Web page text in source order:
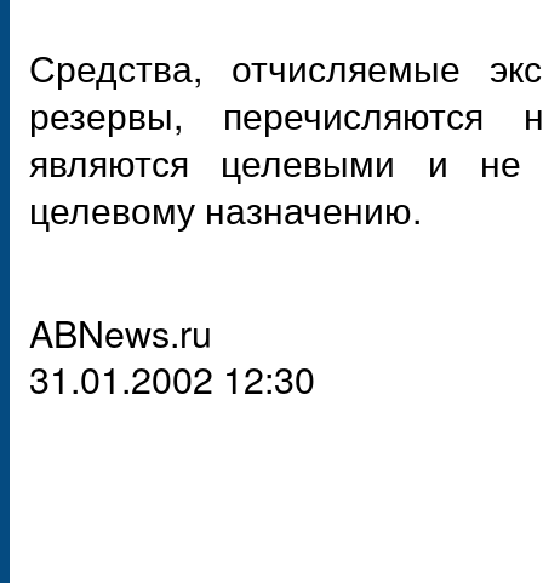
Средства, отчисляемые
резервы, перечисляются
являются целевыми и не
целевому назначению.
ABNews.ru
31.01.2002 12:30